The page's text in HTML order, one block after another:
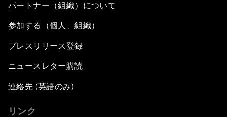
パートナー（組織）について
参加する（個人、組織）
プレスリリース登録
ニュースレター購読
連絡先 (英語のみ)
リンク